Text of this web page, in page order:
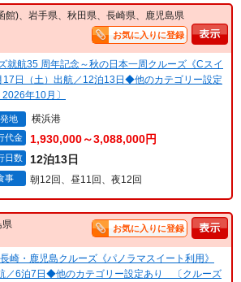
館)、岩手県、秋田県、長崎県、鹿児島県
お気に入りに登録
就航35 周年記念～秋の日本一周クルーズ《Cスイ
17日（土）出航／12泊13日◆他のカテゴリー設定
年10月〕
地 横浜港
代金 1,930,000～3,088,000円
日数 12泊13日
事 朝12回、昼11回、夜12回
県 お気に入りに登録
崎・鹿児島クルーズ《パノラマスイート利用》
／6泊7日◆他のカテゴリー設定あり 〔クルーズ